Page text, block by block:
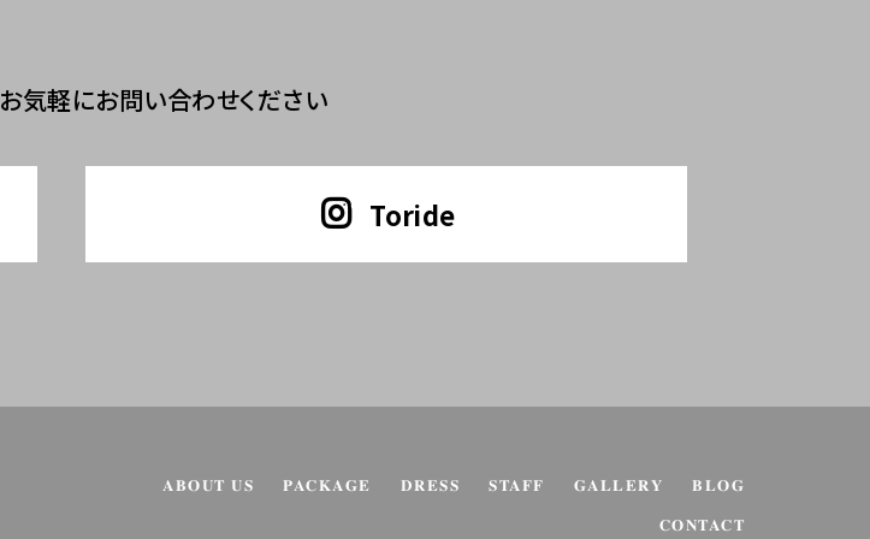
お気軽にお問い合わせください
Toride
ABOUT US PACKAGE DRESS STAFF GALLERY BLOG
CONTACT